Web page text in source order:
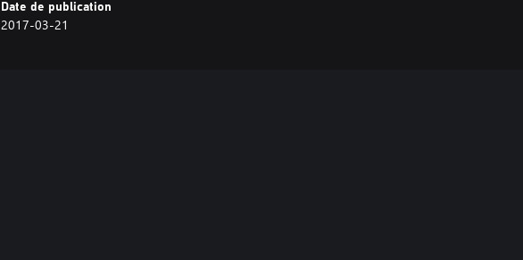
Date de publication
2017-03-21